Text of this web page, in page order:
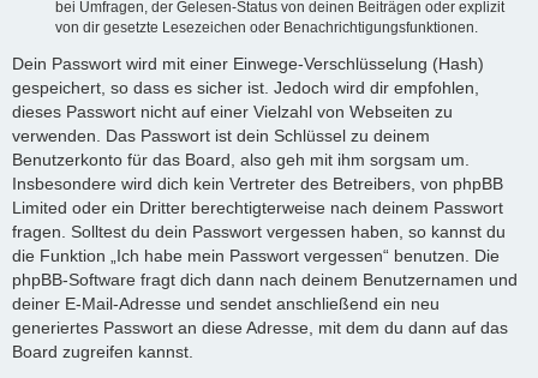
bei Umfragen, der Gelesen-Status von deinen Beiträgen oder explizit
von dir gesetzte Lesezeichen oder Benachrichtigungsfunktionen.
Dein Passwort wird mit einer Einwege-Verschlüsselung (Hash)
gespeichert, so dass es sicher ist. Jedoch wird dir empfohlen,
dieses Passwort nicht auf einer Vielzahl von Webseiten zu
verwenden. Das Passwort ist dein Schlüssel zu deinem
Benutzerkonto für das Board, also geh mit ihm sorgsam um.
Insbesondere wird dich kein Vertreter des Betreibers, von phpBB
Limited oder ein Dritter berechtigterweise nach deinem Passwort
fragen. Solltest du dein Passwort vergessen haben, so kannst du
die Funktion „Ich habe mein Passwort vergessen“ benutzen. Die
phpBB-Software fragt dich dann nach deinem Benutzernamen und
deiner E-Mail-Adresse und sendet anschließend ein neu
generiertes Passwort an diese Adresse, mit dem du dann auf das
Board zugreifen kannst.